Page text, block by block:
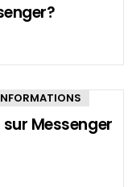
Messenger